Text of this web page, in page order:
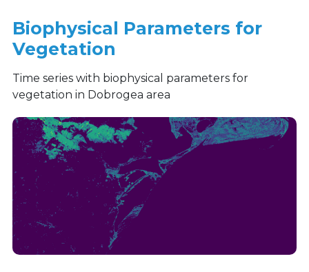
Biophysical Parameters for
Vegetation
Time series with biophysical parameters for
vegetation in Dobrogea area